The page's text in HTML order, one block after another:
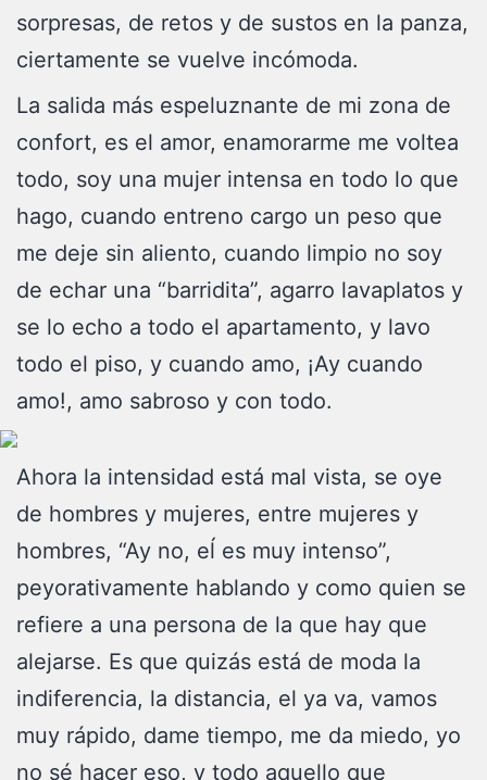
sorpresas, de retos y de sustos en la panza,
ciertamente se vuelve incómoda.
La salida más espeluznante de mi zona de
confort, es el amor, enamorarme me voltea
todo, soy una mujer intensa en todo lo que
hago, cuando entreno cargo un peso que
me deje sin aliento, cuando limpio no soy
de echar una “barridita”, agarro lavaplatos y
se lo echo a todo el apartamento, y lavo
todo el piso, y cuando amo, ¡Ay cuando
amo!, amo sabroso y con todo.
Ahora la intensidad está mal vista, se oye
de hombres y mujeres, entre mujeres y
hombres, “Ay no, eĺ es muy intenso”,
peyorativamente hablando y como quien se
refiere a una persona de la que hay que
alejarse. Es que quizás está de moda la
indiferencia, la distancia, el ya va, vamos
muy rápido, dame tiempo, me da miedo, yo
no sé hacer eso, y todo aquello que